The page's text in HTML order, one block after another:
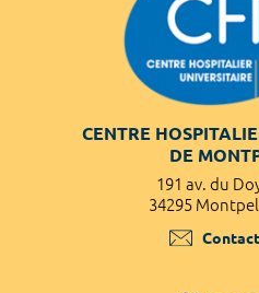
CENTRE
DE
191 av. du
34295